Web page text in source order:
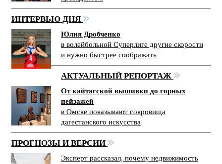
ИНТЕРВЬЮ ДНЯ
Юлия Дробченко
в волейбольной Суперлиге другие скорости
и нужно быстрее соображать
АКТУАЛЬНЫЙ РЕПОРТАЖ
От кайтагской вышивки до горных
пейзажей
в Омске показывают сокровища
дагестанского искусства
ПРОГНОЗЫ И ВЕРСИИ
Эксперт рассказал, почему недвижимость